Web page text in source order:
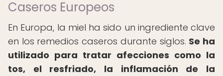
Caseros Europeos
En Europa, la miel ha sido un ingrediente clave
en los remedios caseros durante siglos. Se ha
utilizado para tratar afecciones como la
tos, el resfriado, la inflamación de la